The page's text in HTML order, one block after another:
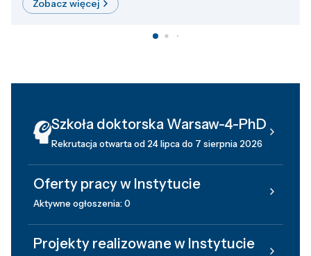
Zobacz więcej
Szkoła doktorska Warsaw-4-PhD
Rekrutacja otwarta od 24 lipca do 7 sierpnia 2026
Oferty pracy w Instytucie
Aktywne ogłoszenia: 0
Projekty realizowane w Instytucie